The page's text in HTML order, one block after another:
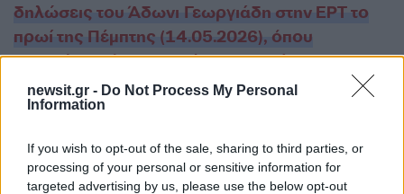
newsit.gr - Do Not Process My Personal
Information
If you wish to opt-out of the sale, sharing to third parties, or
processing of your personal or sensitive information for
targeted advertising by us, please use the below opt-out
δηλώσεις του Άδωνι Γεωργιάδη στην ΕΡΤ το
πρωί της Πέμπτης (14.05.2026), όπου
υποστήριξε ότι η οικογένεια του Νίκου
Ανδρουλάκη μίσθωσε ακίνητο στο
Κτηματολόγιο λίγο πριν από το πρώτο
εισπράττοντας έκτοτε, όπως είπε, σημαντικά
ποσά από το Δημόσιο. Από την πλευρά του, το